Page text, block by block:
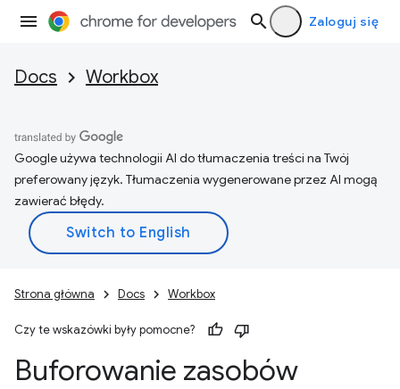
Zaloguj się
Docs Workbox
Google używa technologii AI do tłumaczenia treści na Twój
preferowany język. Tłumaczenia wygenerowane przez AI mogą
zawierać błędy.
Strona główna Docs Workbox
Czy te wskazówki były pomocne?
Buforowanie zasobów